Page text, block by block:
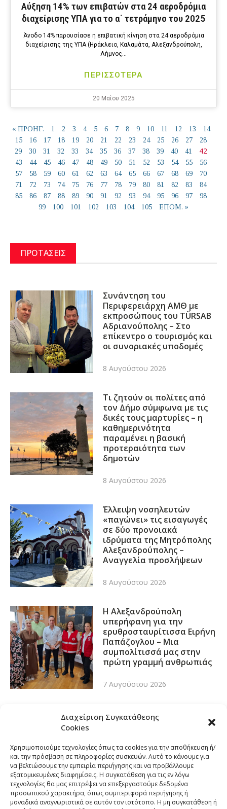
Διαχείριση Συγκατάθεσης
Cookies
Χρησιμοποιούμε τεχνολογίες όπως τα cookies για την αποθήκευση ή/
και την πρόσβαση σε πληροφορίες συσκευών. Αυτό το κάνουμε για
να βελτιώσουμε την εμπειρία περιήγησης και να προβάλλουμε
εξατομικευμένες διαφημίσεις. Η συγκατάθεση για τις εν λόγω
τεχνολογίες θα μας επιτρέψει να επεξεργαστούμε δεδομένα
προσωπικού χαρακτήρα, όπως συμπεριφορά περιήγησης ή
μοναδικά αναγνωριστικά σε αυτόν τον ιστότοπο. Η μη συγκατάθεση ή
Αύξηση 14% των επιβατών στα 24 αεροδρόμια
διαχείρισης ΥΠΑ για το α΄ τετράμηνο του 2025
Άνοδο 14% παρουσίασε η επιβατική κίνηση στα 24 αεροδρόμια
διαχείρισης της ΥΠΑ (Ηράκλειο, Καλαμάτα, Αλεξανδρούπολη,
Λήμνος…
ΠΕΡΙΣΣΟΤΕΡΑ
20 Μαΐου 2025
« ΠΡΟΗΓ. 1 2 3 4 5 6 7 8 9 10 11 12 13
14
15
16 17 18 19 20 21 22 23 24 25 26 27
28
29
30 31 32 33 34 35 36 37 38 39 40 41 42
43 44 45 46 47 48 49 50 51 52 53 54 55
56
57
58 59 60 61 62 63 64 65 66 67 68 69
70
71
72 73 74 75 76 77 78 79 80 81 82 83
84
85
86 87 88 89 90 91 92 93 94 95 96 97
98
99
100 101 102 103 104 105 ΕΠΟΜ. »
ΠΡΟΤΑΣΕΙΣ
Συνάντηση του
Περιφερειάρχη ΑΜΘ με
εκπροσώπους του TÜRSAB
Αδριανούπολης – Στο
επίκεντρο ο τουρισμός και
οι συνοριακές υποδομές
8 Αυγούστου 2026
Τι ζητούν οι πολίτες από
τον Δήμο σύμφωνα με τις
δικές τους μαρτυρίες – η
καθημερινότητα
παραμένει η βασική
προτεραιότητα των
δημοτών
8 Αυγούστου 2026
Έλλειψη νοσηλευτών
«παγώνει» τις εισαγωγές
σε δύο προνοιακά
ιδρύματα της Μητρόπολης
Αλεξανδρούπολης –
Αναγγελία προσλήψεων
8 Αυγούστου 2026
Η Αλεξανδρούπολη
υπερήφανη για την
ερυθροσταυρίτισσα Ειρήνη
Παπάζογλου – Μια
συμπολίτισσά μας στην
πρώτη γραμμή ανθρωπιάς
7 Αυγούστου 2026